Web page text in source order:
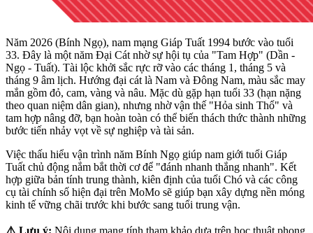
Năm 2026 (Bính Ngọ), nam mạng Giáp Tuất 1994 bước vào tuổi
33. Đây là một năm Đại Cát nhờ sự hội tụ của "Tam Hợp" (Dần -
Ngọ - Tuất). Tài lộc khởi sắc rực rỡ vào các tháng 1, tháng 5 và
tháng 9 âm lịch. Hướng đại cát là Nam và Đông Nam, màu sắc may
mắn gồm đỏ, cam, vàng và nâu. Mặc dù gặp hạn tuổi 33 (hạn nặng
theo quan niệm dân gian), nhưng nhờ vận thế "Hỏa sinh Thổ" và
tam hợp nâng đỡ, bạn hoàn toàn có thể biến thách thức thành những
bước tiến nhảy vọt về sự nghiệp và tài sản.
Việc thấu hiểu vận trình năm Bính Ngọ giúp nam giới tuổi Giáp
Tuất chủ động nắm bắt thời cơ để "đánh nhanh thắng nhanh". Kết
hợp giữa bản tính trung thành, kiên định của tuổi Chó và các công
cụ tài chính số hiện đại trên MoMo sẽ giúp bạn xây dựng nền móng
kinh tế vững chãi trước khi bước sang tuổi trung vận.
⚠️ Lưu ý: Nội dung mang tính tham khảo dựa trên học thuật phong